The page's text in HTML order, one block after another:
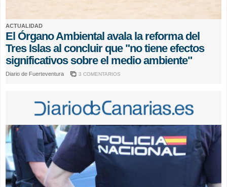
ACTUALIDAD
El Órgano Ambiental avala la reforma del
Tres Islas al concluir que "no tiene efectos
significativos sobre el medio ambiente"
Diario de Fuerteventura 3 COMENTARIOS